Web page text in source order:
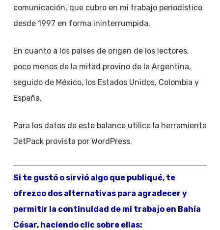
comunicación, que cubro en mi trabajo periodístico
desde 1997 en forma ininterrumpida.
En cuanto a los países de origen de los lectores,
poco menos de la mitad provino de la Argentina,
seguido de México, los Estados Unidos, Colombia y
España.
Para los datos de este balance utilice la herramienta
JetPack provista por WordPress.
Si te gustó o sirvió algo que publiqué, te
ofrezco dos alternativas para agradecer y
permitir la continuidad de mi trabajo en Bahía
César, haciendo clic sobre ellas: